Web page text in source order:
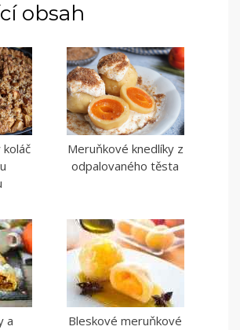
obsah
Meruňkové knedlíky z
odpalovaného těsta
a
Bleskové meruňkové